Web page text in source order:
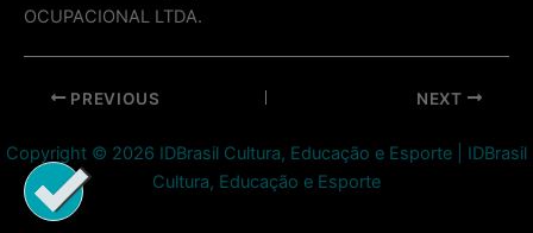
OCUPACIONAL LTDA.
Post
PREVIOUS NEXT
Copyright © 2026 IDBrasil Cultura, Educação e Esporte | IDBrasil
Cultura, Educação e Esporte